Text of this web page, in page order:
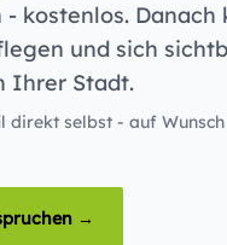
kostenlos. Danach
und sich
Ihrer Stadt.
selbst - auf
→